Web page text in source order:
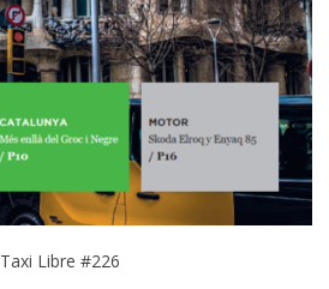
Taxi Libre #226